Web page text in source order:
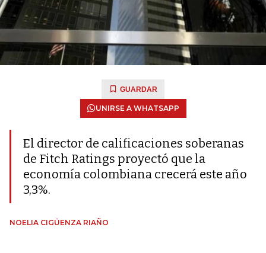
GUARDAR
UNIRSE A WHATSAPP
El director de calificaciones soberanas
de Fitch Ratings proyectó que la
economía colombiana crecerá este año
3,3%.
NOELIA CIGÜENZA RIAÑO